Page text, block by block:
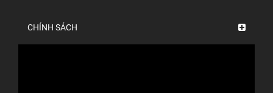
CHÍNH SÁCH